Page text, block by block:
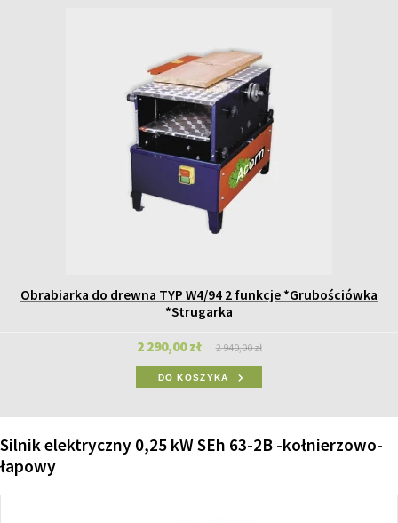
Obrabiarka do drewna TYP W4/94 2 funkcje *Grubościówka
*Strugarka
2 290,00 zł 2 940,00 zł
DO KOSZYKA
Silnik elektryczny 0,25 kW SEh 63-2B -kołnierzowo-
łapowy